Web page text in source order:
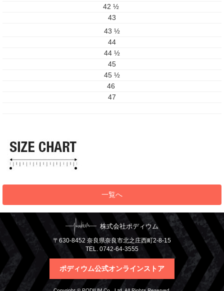
42 ½
43
43 ½
44
44 ½
45
45 ½
46
47
一覧へ
株式会社ポディウム
〒630-8452 奈良県奈良市北之庄西町2-8-15
TEL. 0742-64-3555
ポディウム公式オンラインストア